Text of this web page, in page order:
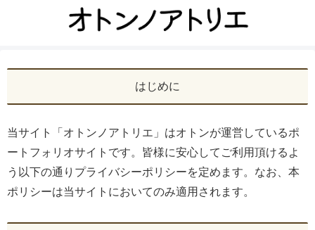
はじめに
当サイト「オトンノアトリエ」はオトンが運営しているポ
ートフォリオサイトです。皆様に安心してご利用頂けるよ
う以下の通りプライバシーポリシーを定めます。なお、本
ポリシーは当サイトにおいてのみ適用されます。